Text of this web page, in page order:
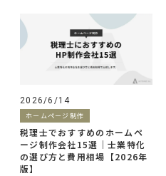
2026/6/14
ホームページ制作
税理士でおすすめのホームペ
ージ制作会社15選｜士業特化
の選び方と費用相場【2026年
版】